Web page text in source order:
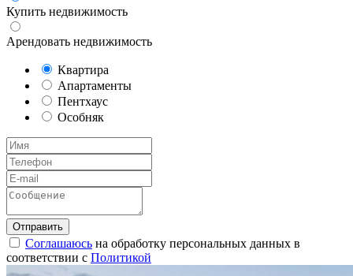
Купить недвижимость
Арендовать недвижимость
Квартира
Апартаменты
Пентхаус
Особняк
Соглашаюсь на обработку персональных данных в
соответствии с Политикой